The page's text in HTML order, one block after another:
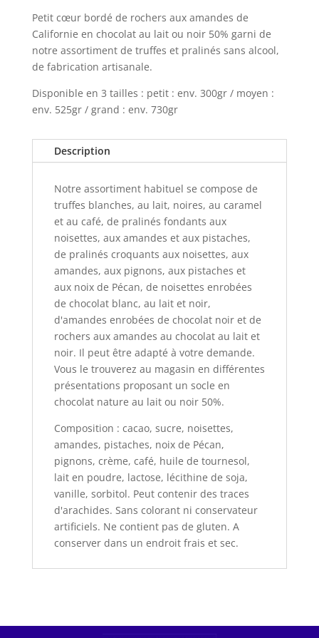
Petit cœur bordé de rochers aux amandes de
Californie en chocolat au lait ou noir 50% garni de
notre assortiment de truffes et pralinés sans alcool,
de fabrication artisanale.
Disponible en 3 tailles : petit : env. 300gr / moyen :
env. 525gr / grand : env. 730gr
Description
Notre assortiment habituel se compose de
truffes blanches, au lait, noires, au caramel
et au café, de pralinés fondants aux
noisettes, aux amandes et aux pistaches,
de pralinés croquants aux noisettes, aux
amandes, aux pignons, aux pistaches et
aux noix de Pécan, de noisettes enrobées
de chocolat blanc, au lait et noir,
d'amandes enrobées de chocolat noir et de
rochers aux amandes au chocolat au lait et
noir. Il peut être adapté à votre demande.
Vous le trouverez au magasin en différentes
présentations proposant un socle en
chocolat nature au lait ou noir 50%.
Composition : cacao, sucre, noisettes,
amandes, pistaches, noix de Pécan,
pignons, crème, café, huile de tournesol,
lait en poudre, lactose, lécithine de soja,
vanille, sorbitol. Peut contenir des traces
d'arachides. Sans colorant ni conservateur
artificiels. Ne contient pas de gluten. A
conserver dans un endroit frais et sec.